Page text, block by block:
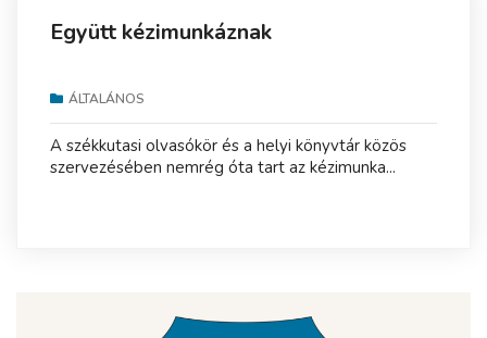
Együtt kézimunkáznak
ÁLTALÁNOS
A székkutasi olvasókör és a helyi könyvtár közös
szervezésében nemrég óta tart az kézimunka...